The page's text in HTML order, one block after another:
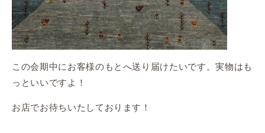
この会期中にお客様のもとへ送り届けたいです。実物はも
っといいですよ！
お店でお待ちいたしております！